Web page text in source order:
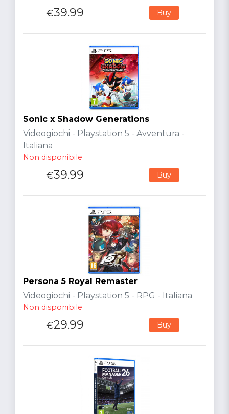
€39.99 Buy
Sonic x Shadow Generations
Videogiochi - Playstation 5 - Avventura -
Italiana
Non disponibile
€39.99 Buy
Persona 5 Royal Remaster
Videogiochi - Playstation 5 - RPG - Italiana
Non disponibile
€29.99 Buy